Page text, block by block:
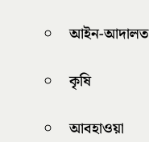
আইন-আদালত
কৃষি
আবহাওয়া